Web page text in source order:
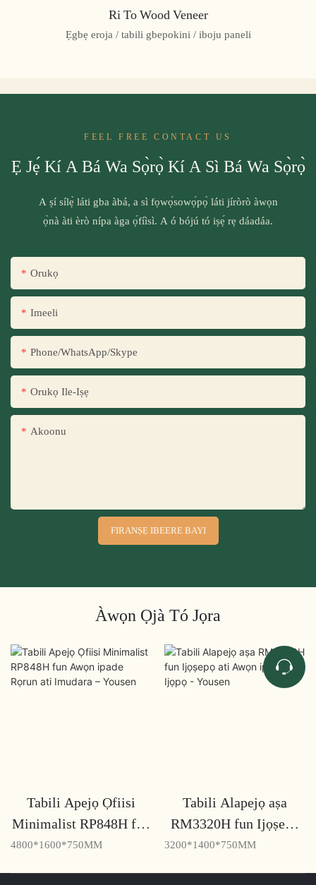
Ri To Wood Veneer
Ẹgbẹ eroja / tabili gbepokini / iboju paneli
FEEL FREE CONTACT US
Ẹ Jẹ́ Kí A Bá Wa Sọ̀rọ̀ Kí A Sì Bá Wa Sọ̀rọ̀
A ṣí sílẹ̀ láti gba àbá, a sì fọwọ́sowọ́pọ̀ láti jíròrò àwọn
ọ̀nà àti èrò nípa àga ọ́fíìsì. A ó bójú tó iṣẹ́ rẹ dáadáa.
Orukọ
Imeeli
Phone/WhatsApp/Skype
Orukọ Ile-Iṣẹ
Akoonu
FIRANṢẸ IBEERE BAYI
Àwọn Ọjà Tó Jọra
Tabili Apejọ Ọfiisi
Minimalist RP848H fun
Awọn ipade Rọrun ati
4800*1600*750MM
Tabili Alapejọ aṣa
RM3320H fun Ijọṣepọ
ati Awọn ipade Ijọpọ -
3200*1400*750MM